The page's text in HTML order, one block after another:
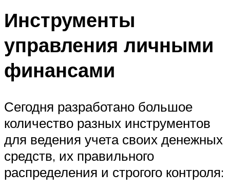
Инструменты
управления личными
финансами
Сегодня разработано большое
количество разных инструментов
для ведения учета своих денежных
средств, их правильного
распределения и строгого контроля: